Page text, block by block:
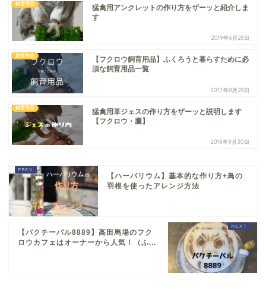
飼育用品
猛禽用アンクレットの作り方をザーッと紹介しま
す
2019年6月28日
飼育用品
【フクロウ飼育用品】ふくろうと暮らすために必
須な飼育用品一覧
2017年8月28日
飼育用品
猛禽用革ジェスの作り方をザーッと説明します
【フクロウ・鷹】
2019年9月30日
【ハーバリウム】基本的な作り方+鳥の
羽根を使ったアレンジ方法
【パクチーバル8889】高田馬場のフク
ロウカフェはオーナーから人気！（ふ...